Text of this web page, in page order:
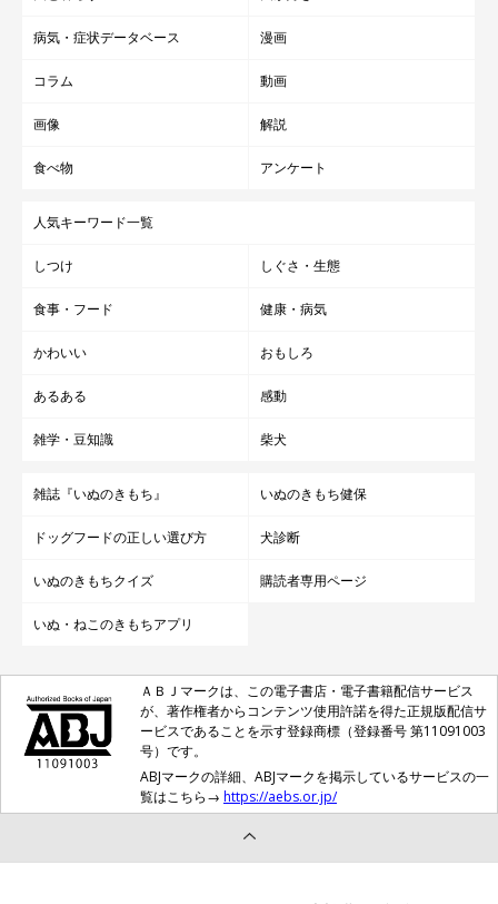
病気・症状データベース 漫画
コラム 動画
画像 解説
食べ物 アンケート
人気キーワード一覧
しつけ しぐさ・生態
食事・フード 健康・病気
かわいい おもしろ
あるある 感動
雑学・豆知識 柴犬
雑誌『いぬのきもち』 いぬのきもち健保
ドッグフードの正しい選び方 犬診断
いぬのきもちクイズ 購読者専用ページ
いぬ・ねこのきもちアプリ
ＡＢＪマークは、この電子書店・電子書籍配信サービス
が、著作権者からコンテンツ使用許諾を得た正規版配信サ
ービスであることを示す登録商標（登録番号 第11091003
号）です。
ABJマークの詳細、ABJマークを掲示しているサービスの一
覧はこちら→ https://aebs.or.jp/